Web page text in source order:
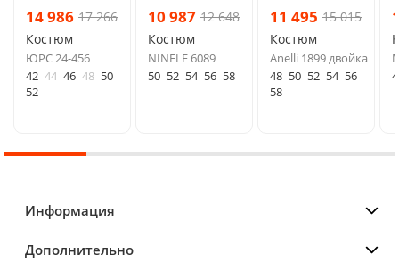
14 986 17 266
Костюм
ЮРС 24-456
42 44 46 48 50
52
10 987 12 648
Костюм
NINELE 6089
50 52 54 56 58
11 495 15 015
Костюм
Anelli 1899 двойка
48 50 52 54 56
58
Информация
Дополнительно